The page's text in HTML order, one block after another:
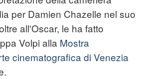
per Damien Chazelle nel suo
all'Oscar, le ha fatto
Volpi alla Mostra
cinematografica di Venezia